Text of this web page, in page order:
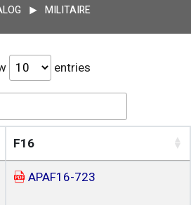
MILITAIRE
entries
F16
APAF16-723